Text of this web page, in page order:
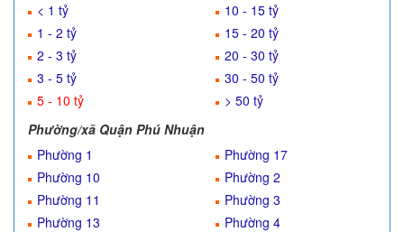
< 1 tỷ
1 - 2 tỷ
2 - 3 tỷ
3 - 5 tỷ
5 - 10 tỷ
10 - 15 tỷ
15 - 20 tỷ
20 - 30 tỷ
30 - 50 tỷ
> 50 tỷ
Phường/xã Quận Phú Nhuận
Phường 1
Phường 10
Phường 11
Phường 13
Phường 17
Phường 2
Phường 3
Phường 4